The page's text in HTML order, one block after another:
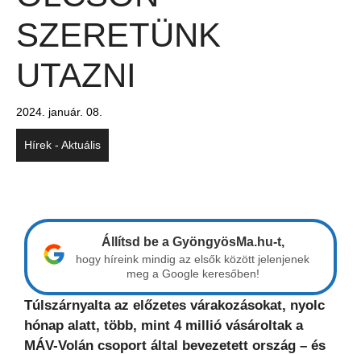
SZERETÜNK
UTAZNI
2024. január. 08.
Hírek - Aktuális
Állítsd be a GyöngyösMa.hu-t,
hogy híreink mindig az elsők között jelenjenek
meg a Google keresőben!
Túlszárnyalta az előzetes várakozásokat, nyolc
hónap alatt, több, mint 4 millió vásároltak a
MÁV-Volán csoport által bevezetett ország – és